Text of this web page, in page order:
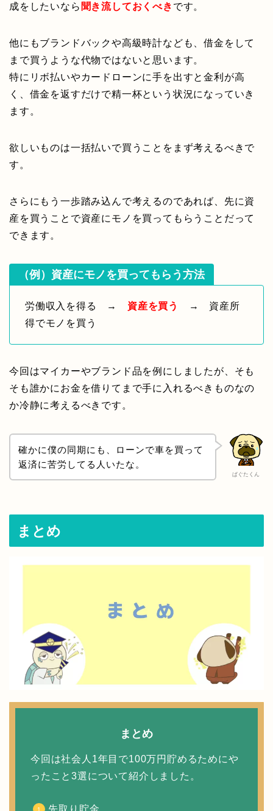
成をしたいなら 聞き流しておくべき です。
他にもブランドバックや高級時計なども、借金をして
まで買うような代物ではないと思います。
特にリボ払いやカードローンに手を出すと金利が高
く、借金を返すだけで精一杯という状況になっていき
ます。
欲しいものは一括払いで買うことをまず考えるべきで
す。
さらにもう一歩踏み込んで考えるのであれば、先に資
産を買うことで資産にモノを買ってもらうことだって
できます。
（例）資産にモノを買ってもらう方法
労働収入を得る → 資産を買う
→ 資産所
得でモノを買う
今回はマイカーやブランド品を例にしましたが、そも
そも誰かにお金を借りてまで手に入れるべきものなの
か冷静に考えるべきです。
ぱぐたくん
確かに僕の同期にも、ローンで車を買って
返済に苦労してる人いたな。
まとめ
まとめ
今回は社会人1年目で100万円貯めるためにや
ったこと3選について紹介しました。
先取り貯金